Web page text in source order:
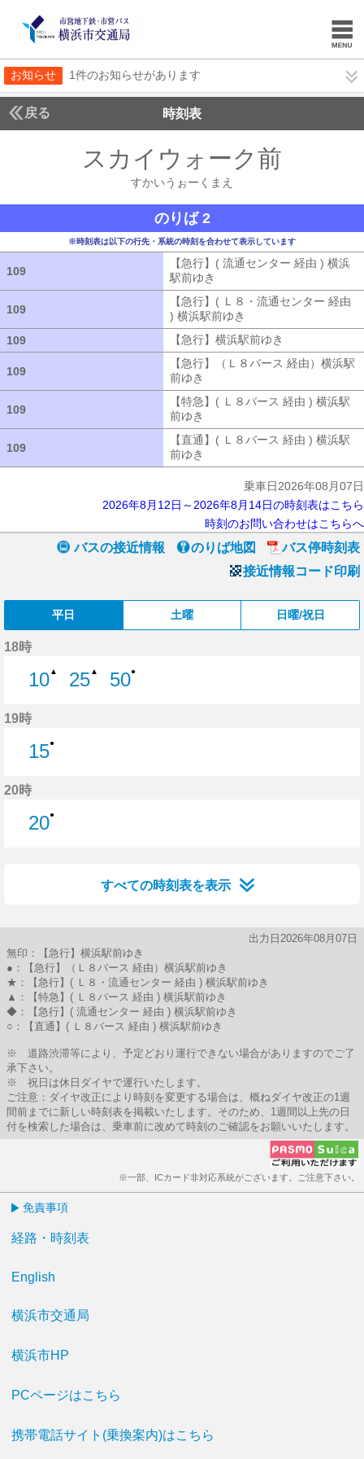
お知らせ 1件のお知らせがあります
戻る 時刻表
スカイウォーク前
すかいうぉーくまえ
のりば 2
※時刻表は以下の行先・系統の時刻を合わせて表示しています
109
【急行】( 流通センター 経由 ) 横浜
駅前ゆき
109
【急行】( Ｌ８・流通センター 経由
) 横浜駅前ゆき
109
【急行】横浜駅前ゆき
109
【急行】（Ｌ８バース 経由）横浜駅
前ゆき
109
【特急】( Ｌ８バース 経由 ) 横浜駅
前ゆき
109
【直通】( Ｌ８バース 経由 ) 横浜駅
前ゆき
乗車日2026年08月07日
2026年8月12日～2026年8月14日の時刻表はこちら
時刻のお問い合わせはこちらへ
バスの接近情報 のりば地図
バス停時刻表
接近情報コード印刷
平日 土曜 日曜/祝日
18時
10▲
25▲
50●
19時
15●
20時
20●
すべての時刻表を表示
出力日2026年08月07日
無印：【急行】横浜駅前ゆき
●：【急行】（Ｌ８バース 経由）横浜駅前ゆき
★：【急行】( Ｌ８・流通センター 経由 ) 横浜駅前ゆき
▲：【特急】( Ｌ８バース 経由 ) 横浜駅前ゆき
◆：【急行】( 流通センター 経由 ) 横浜駅前ゆき
○：【直通】( Ｌ８バース 経由 ) 横浜駅前ゆき
※ 道路渋滞等により、予定どおり運行できない場合がありますのでご了
承下さい。
※ 祝日は休日ダイヤで運行いたします。
ご注意：ダイヤ改正により時刻を変更する場合は、概ねダイヤ改正の1週
間前までに新しい時刻表を掲載いたします。そのため、1週間以上先の日
付を検索した場合は、乗車前に改めて時刻のご確認をお願いいたします。
※一部、ICカード非対応系統がございます。ご注意下さい。
免責事項
経路・時刻表
English
横浜市交通局
横浜市HP
PCページはこちら
携帯電話サイト(乗換案内)はこちら